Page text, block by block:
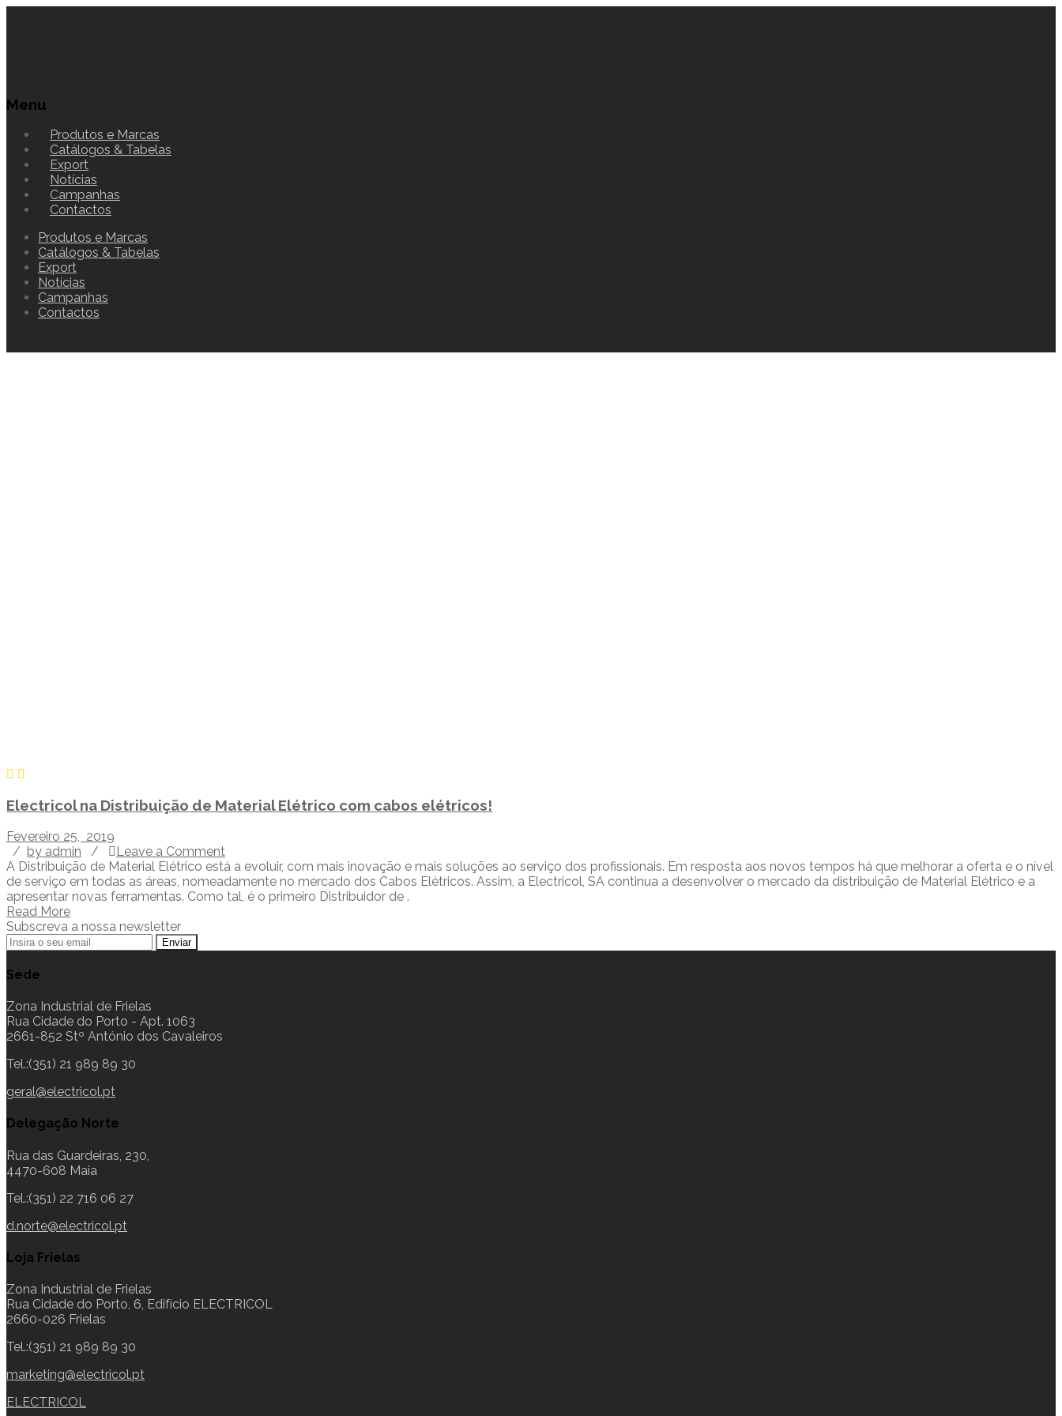
Menu
Produtos e Marcas
Catálogos & Tabelas
Export
Notícias
Campanhas
Contactos
Produtos e Marcas
Catálogos & Tabelas
Export
Notícias
Campanhas
Contactos
Electricol na Distribuição de Material Elétrico com cabos elétricos!
Fevereiro 25, 2019
/ by admin /
Leave a Comment
A Distribuição de Material Elétrico está a evoluir, com mais inovação e mais soluções ao serviço dos profissionais. Em resposta aos novos tempos há que melhorar a oferta e o nível
de serviço em todas as áreas, nomeadamente no mercado dos Cabos Elétricos. Assim, a Electricol, SA continua a desenvolver o mercado da distribuição de Material Elétrico e a
apresentar novas ferramentas. Como tal, é o primeiro Distribuidor de .
Read More
Subscreva a nossa newsletter
Sede
Zona Industrial de Frielas
Rua Cidade do Porto - Apt. 1063
2661-852 Stº António dos Cavaleiros
Tel.:(351) 21 989 89 30
geral@electricol.pt
Delegação Norte
Rua das Guardeiras, 230,
4470-608 Maia
Tel.:(351) 22 716 06 27
d.norte@electricol.pt
Loja Frielas
Zona Industrial de Frielas
Rua Cidade do Porto, 6, Edifício ELECTRICOL
2660-026 Frielas
Tel.:(351) 21 989 89 30
marketing@electricol.pt
ELECTRICOL